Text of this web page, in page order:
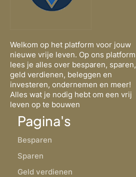
Welkom op het platform voor jouw
nieuwe vrije leven. Op ons platform
lees je alles over besparen, sparen,
geld verdienen, beleggen en
investeren, ondernemen en meer!
Alles wat je nodig hebt om een vrij
leven op te bouwen
Pagina's
Besparen
Sparen
Geld verdienen